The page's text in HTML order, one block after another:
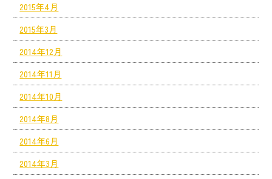
2015年4月
2015年3月
2014年12月
2014年11月
2014年10月
2014年8月
2014年6月
2014年3月